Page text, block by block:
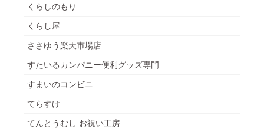
くらしのもり
くらし屋
ささゆう楽天市場店
すたいるカンパニー便利グッズ専門
すまいのコンビニ
てらすけ
てんとうむし お祝い工房